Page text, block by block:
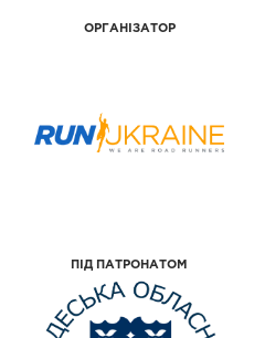
ОРГАНІЗАТОР
ПІД ПАТРОНАТОМ